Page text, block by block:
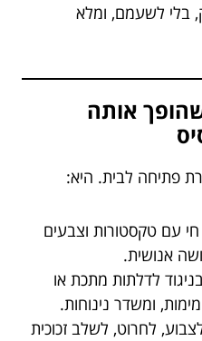
בלי לשעמם, ומלא
אותה
פתיחה לבית. היא:
עם טקסטורות וצבעים
אנושית.
לדלתות מתכת או
ומשדר נינוחות.
לחרוט, לשלב זכוכית